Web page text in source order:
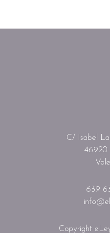
C/ Isabel
46920
639
Copyright